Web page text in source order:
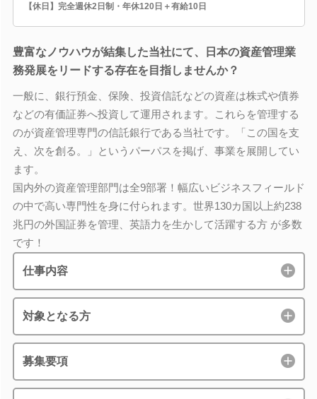
【休日】完全週休2日制・年休120日＋有給10日
豊富なノウハウが結集した当社にて、日本の資産管理業
務発展をリードする存在を目指しませんか？
一般に、銀行預金、保険、投資信託などの資産は株式や債券
などの有価証券へ投資して運用されます。これらを管理する
のが資産管理専門の信託銀行である当社です。「この国を支
え、次を創る。」というパーパスを掲げ、事業を展開してい
ます。
国内外の資産管理部門は全9部署！幅広いビジネスフィールド
の中で高い専門性を身に付られます。世界130カ国以上約238
兆円の外国証券を管理、英語力を生かして活躍する方 が多数
です！
仕事内容
対象となる方
募集要項